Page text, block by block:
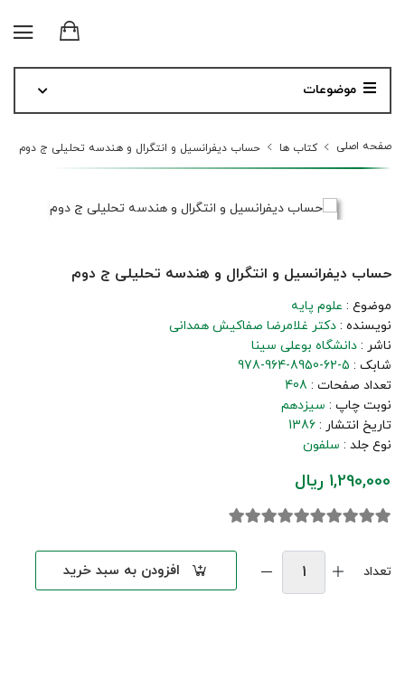
موضوعات
صفحه اصلی کتاب ها حساب دیفرانسیل و انتگرال و هندسه تحلیلی ج دوم
حساب دیفرانسیل و انتگرال و هندسه تحلیلی ج دوم
موضوع : علوم پایه
نویسنده : دکتر غلامرضا صفاکیش همدانی
ناشر : دانشگاه بوعلی سینا
شابک : 978-964-8950-62-5
تعداد صفحات : 408
نوبت چاپ : سیزدهم
تاریخ انتشار : 1386
نوع جلد : سلفون
1,290,000 ریال
تعداد افزودن به سبد خرید